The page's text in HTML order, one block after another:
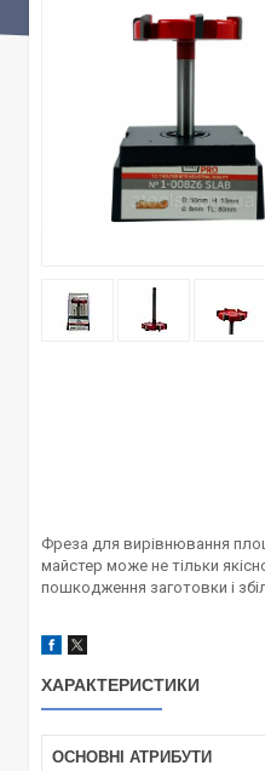
Фреза для вирівнювання
майстер може не тільки
пошкодження заготовки і
ХАРАКТЕРИСТИКИ
ОСНОВНІ АТРИБУТИ